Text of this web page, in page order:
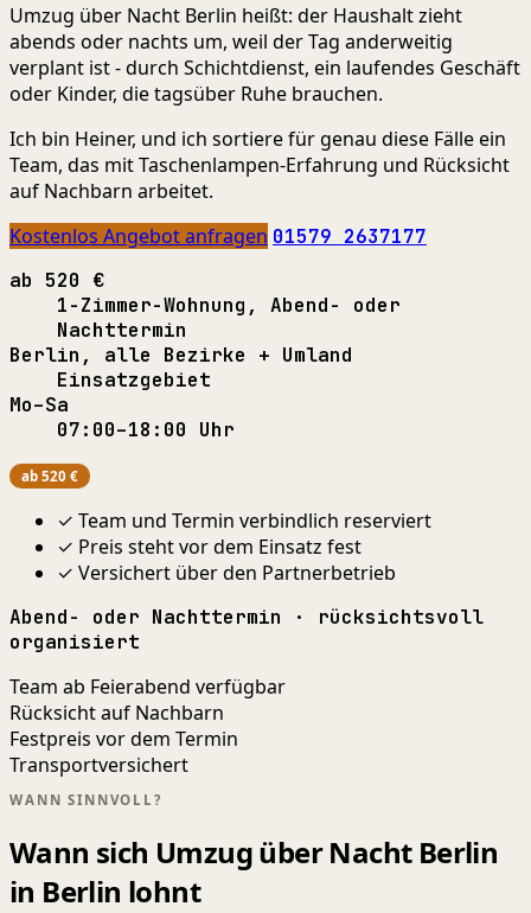
Umzug über Nacht Berlin heißt: der Haushalt zieht
abends oder nachts um, weil der Tag anderweitig
verplant ist - durch Schichtdienst, ein laufendes Geschäft
oder Kinder, die tagsüber Ruhe brauchen.
Ich bin Heiner, und ich sortiere für genau diese Fälle ein
Team, das mit Taschenlampen-Erfahrung und Rücksicht
auf Nachbarn arbeitet.
Kostenlos Angebot anfragen 01579 2637177
ab 520 €
1-Zimmer-Wohnung, Abend- oder
Nachttermin
Berlin, alle Bezirke + Umland
Einsatzgebiet
Mo–Sa
07:00–18:00 Uhr
ab 520 €
✓ Team und Termin verbindlich reserviert
✓ Preis steht vor dem Einsatz fest
✓ Versichert über den Partnerbetrieb
Abend- oder Nachttermin · rücksichtsvoll
organisiert
Team ab Feierabend verfügbar
Rücksicht auf Nachbarn
Festpreis vor dem Termin
Transportversichert
WANN SINNVOLL?
Wann sich Umzug über Nacht Berlin
in Berlin lohnt